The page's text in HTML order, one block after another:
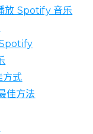
放 Spotify 音乐
式
佳方法